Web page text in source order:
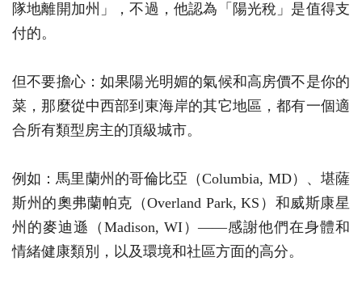
隊地離開加州」，不過，他認為「陽光稅」是值得支
付的。
但不要擔心：如果陽光明媚的氣候和高房價不是你的
菜，那麼從中西部到東海岸的其它地區，都有一個適
合所有類型房主的頂級城市。
例如：馬里蘭州的哥倫比亞（Columbia, MD）、堪薩
斯州的奧弗蘭帕克（Overland Park, KS）和威斯康星
州的麥迪遜（Madison, WI）——感謝他們在身體和
情緒健康類別，以及環境和社區方面的高分。